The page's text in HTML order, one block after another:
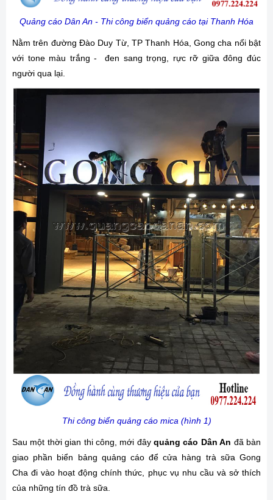
Quảng cáo Dân An - Thi công biển quảng cáo tại Thanh Hóa
Nằm trên đường Đào Duy Từ, TP Thanh Hóa, Gong cha nổi bật
với tone màu trắng - đen sang trọng, rực rỡ giữa đông đúc
người qua lại.
Thi công biển quảng cáo mica (hình 1)
Sau một thời gian thi công, mới đâyquảng cáo Dân An đã bàn
giao phần biển bảng quảng cáo để cửa hàng trà sữa Gong
Cha đi vào hoạt động chính thức, phục vụ nhu cầu và sở thích
của những tín đồ trà sữa.